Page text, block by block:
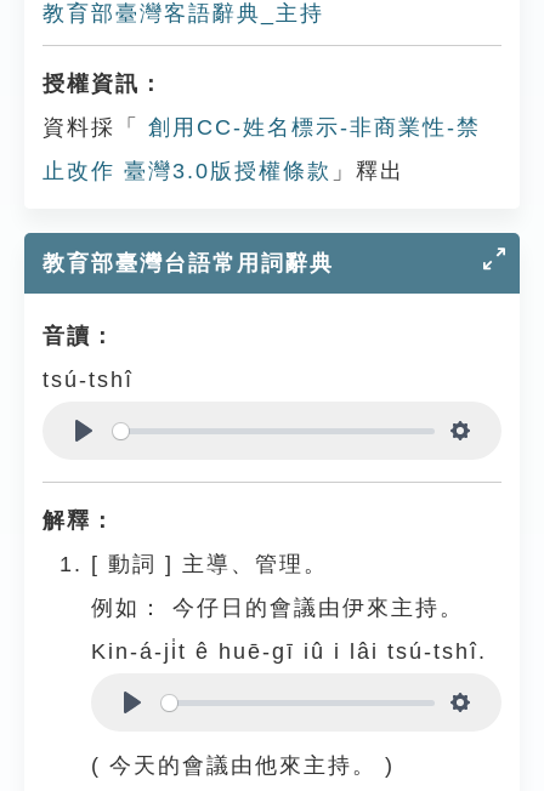
教育部臺灣客語辭典_主持
授權資訊：
資料採「
創用CC-姓名標示-非商業性-禁
止改作 臺灣3.0版授權條款 」釋出
教育部臺灣台語常用詞辭典
音讀：
tsú-tshî
解釋：
[ 動詞 ] 主導、管理。
例如：
今仔日的會議由伊來主持。
Kin-á-ji̍t ê huē-gī iû i lâi tsú-tshî.
( 今天的會議由他來主持。 )